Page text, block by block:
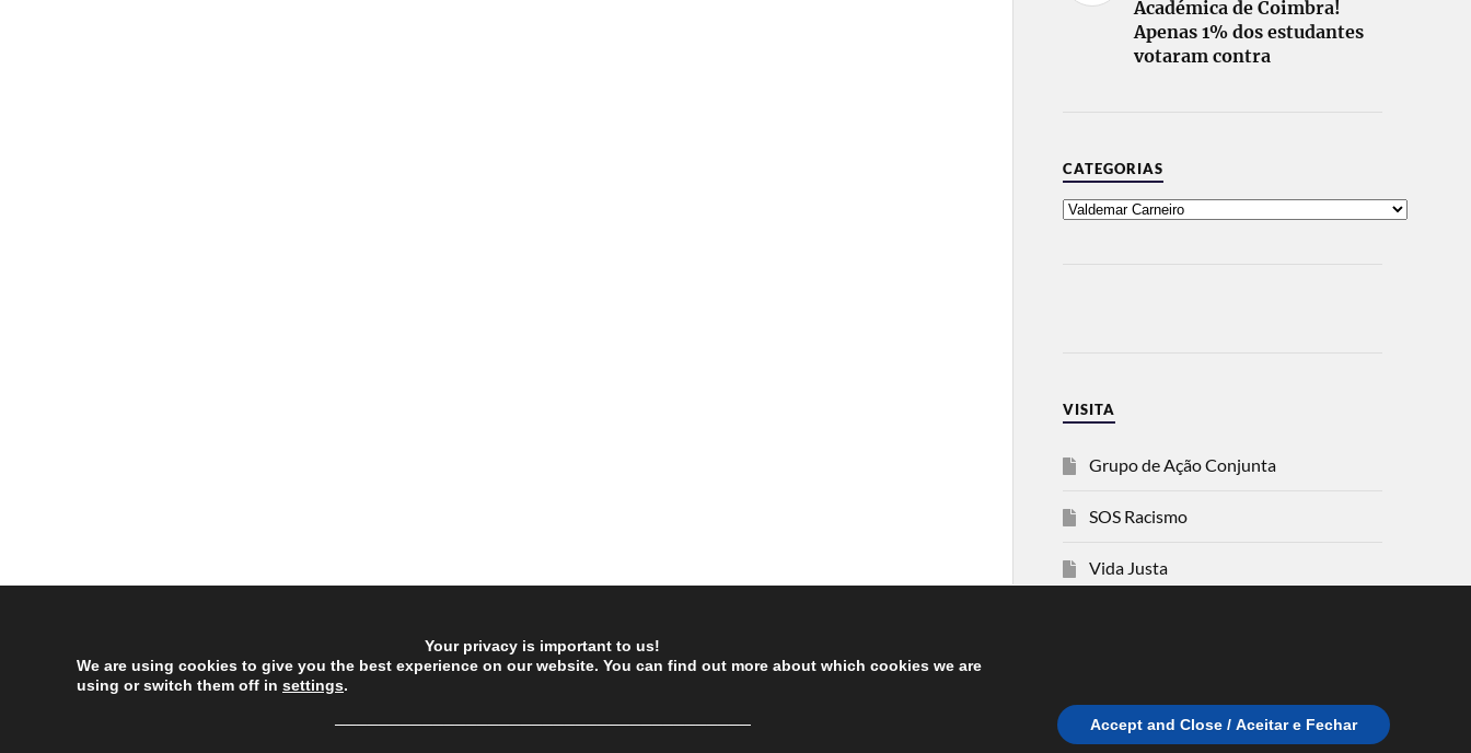
Académica de Coimbra!
Apenas 1% dos estudantes
votaram contra
CATEGORIAS
VISITA
Grupo de Ação Conjunta
SOS Racismo
Vida Justa
Your privacy is important to us!
We are using cookies to give you the best experience on our website. You can find out more about which cookies we are
using or switch them off in settings.
────────────────────────────────────── Accept and Close / Aceitar e Fechar